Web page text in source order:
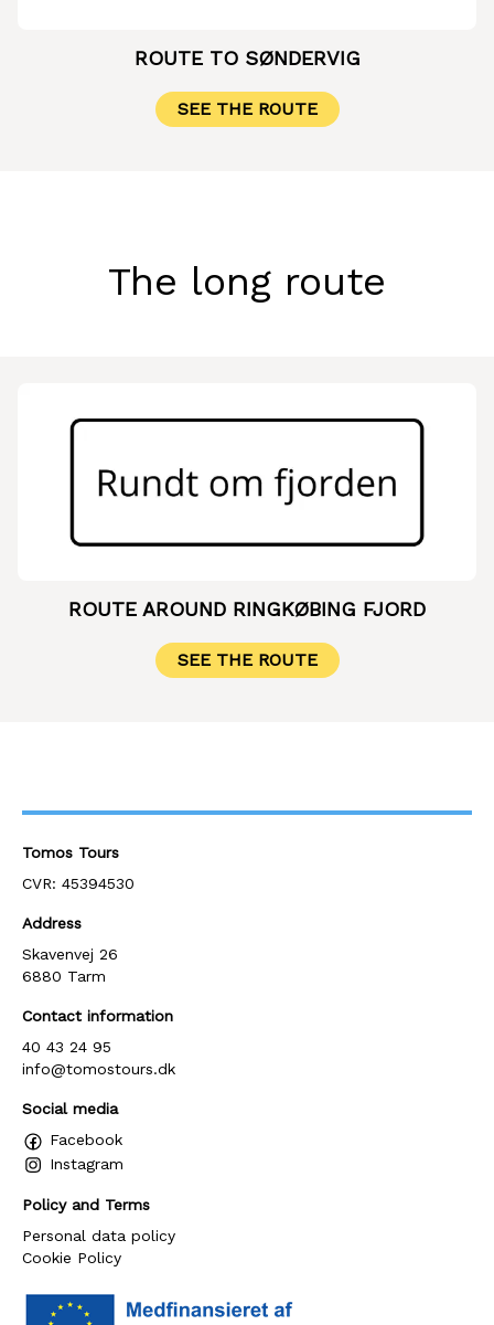
ROUTE TO SØNDERVIG
SEE THE ROUTE
The long route
ROUTE AROUND RINGKØBING FJORD
SEE THE ROUTE
Tomos Tours
CVR: 45394530
Address
Skavenvej 26
6880 Tarm
Contact information
40 43 24 95
info@tomostours.dk
Social media
Facebook
Instagram
Policy and Terms
Personal data policy
Cookie Policy